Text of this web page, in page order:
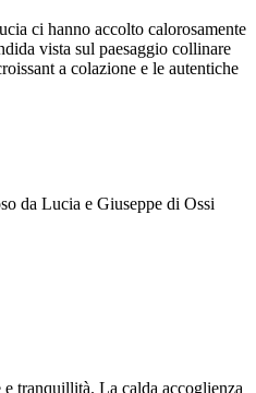
ci hanno accolto calorosamente
vista sul paesaggio collinare
a colazione e le autentiche
da Lucia e Giuseppe di Ossi
tranquillità. La calda accoglienza